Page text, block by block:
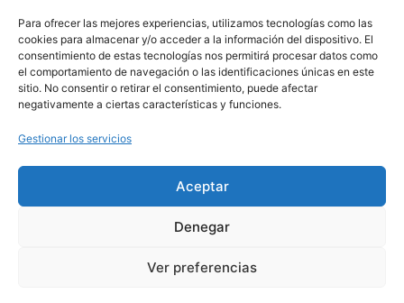
Para ofrecer las mejores experiencias, utilizamos tecnologías como las
cookies para almacenar y/o acceder a la información del dispositivo. El
consentimiento de estas tecnologías nos permitirá procesar datos como
el comportamiento de navegación o las identificaciones únicas en este
sitio. No consentir o retirar el consentimiento, puede afectar
negativamente a ciertas características y funciones.
Gestionar los servicios
Aceptar
Denegar
Ver preferencias
Links
Norlan Digital Marketing Para Psicólogos
Psicólogos Pozuelo
Psicología Para Tod@s
Legal
Condiciones de Uso y Venta
Política de Privacidad